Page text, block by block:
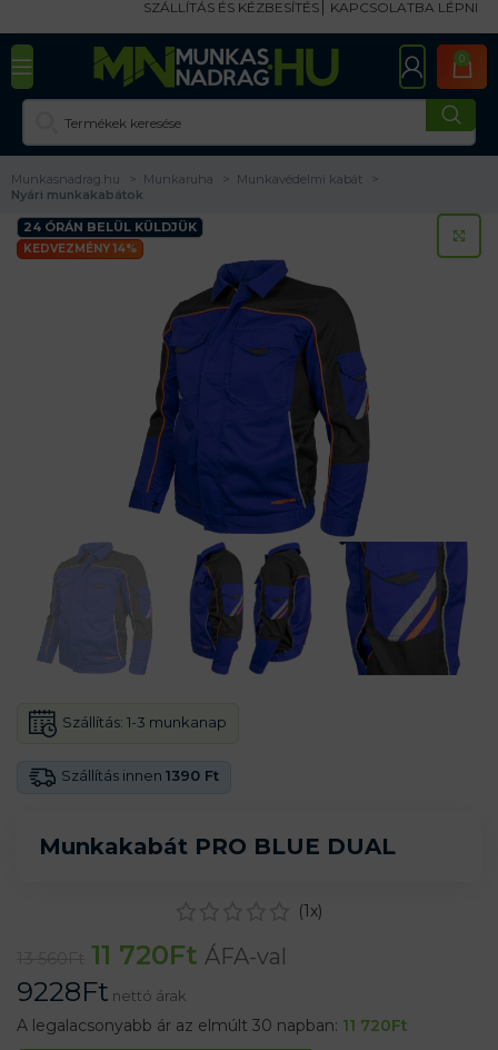
SZÁLLÍTÁS ÉS KÉZBESÍTÉS KAPCSOLATBA LÉPNI
0
Munkasnadrag.hu Munkaruha
Munkavédelmi kabát
Nyári munkakabátok
24 ÓRÁN BELÜL KÜLDJÜK
KEDVEZMÉNY 14%
Munkakabát PRO BLUE DUAL
Szállítás innen 1390 Ft
Szállítás: 1-3 munkanap
(1x)
11 720Ft ÁFA-val
9228Ft nettó árak
A legalacsonyabb ár az elmúlt 30 napban: 11 720Ft